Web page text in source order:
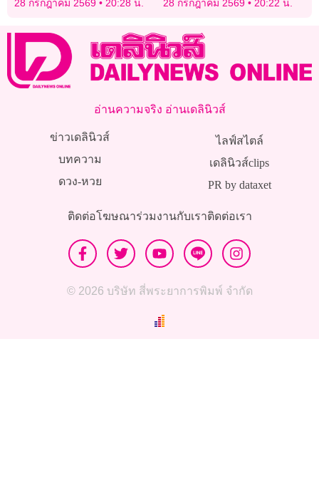
28 กรกฎาคม 2569 20:28 น.
พิทักษ์ทรัพยากรประเทศไทย
28 กรกฎาคม 2569 20:22 น.
อ่านความจริง อ่านเดลินิวส์
ข่าวเดลินิวส์
บทความ
ดวง-หวย
ไลฟ์สไตล์
เดลินิวส์clips
PR by dataxet
ติดต่อโฆษณาร่วมงานกับเราติดต่อเรา
© 2026 บริษัท สี่พระยาการพิมพ์ จำกัด